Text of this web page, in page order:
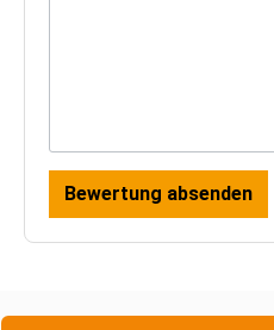
Bewertung absenden